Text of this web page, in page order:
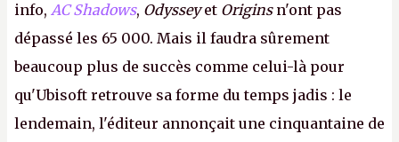
info, AC Shadows, Odysseyet Originsn'ont pas
dépassé les 65 000. Mais il faudra sûrement
beaucoup plus de succès comme celui-là pour
qu'Ubisoft retrouve sa forme du temps jadis : le
lendemain, l'éditeur annonçait une cinquantaine de